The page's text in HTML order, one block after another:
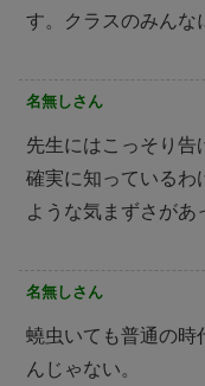
す。クラスのみんな
名無しさん
先生にはこっそり告
確実に知っているわ
ような気まずさがあ
名無しさん
蟯虫いても普通の時
んじゃない。